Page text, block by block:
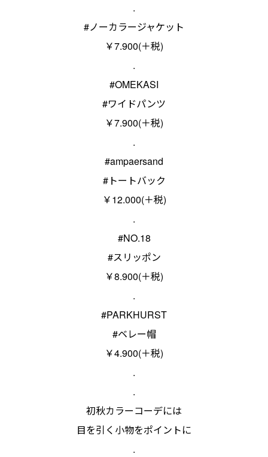
.
#ノーカラージャケット
￥7.900(＋税)
.
#OMEKASI
#ワイドパンツ
￥7.900(＋税)
.
#ampaersand
#トートバック
￥12.000(＋税)
.
#NO.18
#スリッポン
￥8.900(＋税)
.
#PARKHURST
#ベレー帽
￥4.900(＋税)
.
.
初秋カラーコーデには
目を引く小物をポイントに
.